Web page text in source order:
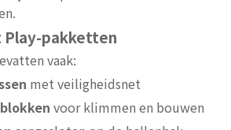
pakketten
vaak:
met veiligheidsnet
voor klimmen en bouwen